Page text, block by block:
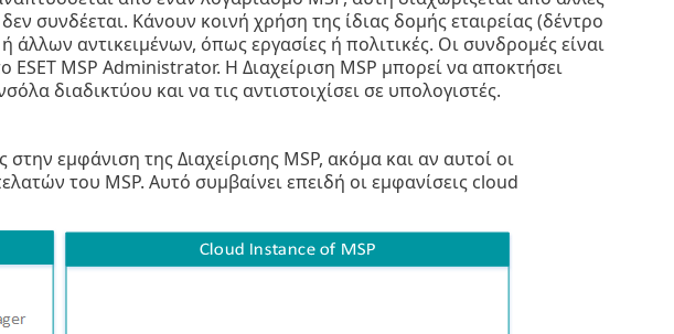
συνδέεται. Κάνουν κοινή χρήση της ίδιας δομής εταιρείας (δέντρο
αντικειμένων, όπως εργασίες ή πολιτικές. Οι συνδρομές είναι
ESET MSP Administrator. Η Διαχείριση MSP μπορεί να αποκτήσει
διαδικτύου και να τις αντιστοιχίσει σε υπολογιστές.
εμφάνιση της Διαχείρισης MSP, ακόμα και αν αυτοί οι
του MSP. Αυτό συμβαίνει επειδή οι εμφανίσεις cloud